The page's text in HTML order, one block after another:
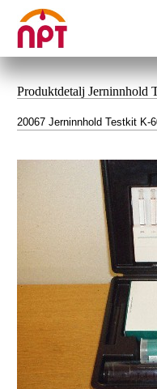
Produktdetalj Jerninnhold
20067 Jerninnhold Testkit K-